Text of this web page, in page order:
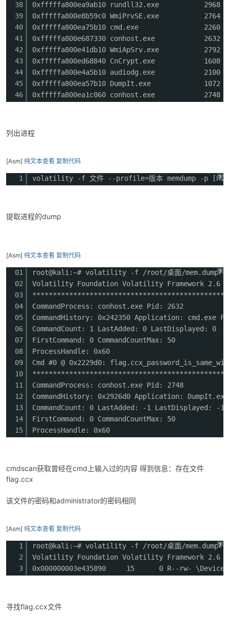
38
39
40
41
42
43
44
45
46
0xfffffa800ea9ab10
0xfffffa800e8b59c0
0xfffffa800ea75b10
0xfffffa800e687330
0xfffffa800e41db10
0xfffffa800ed68840
0xfffffa800e4a5b10
0xfffffa800ea57b10
0xfffffa800ea1c060 conhost.exe
列出进程
[Asm] 纯文本查看 复制代码
?
1 volatility -f 文件 --profile=版本 memdump -p [PID]
提取进程的dump
[Asm] 纯文本查看 复制代码
?
01
02
03
04
05
06
07
08
09
10
11
12
13
14
15
root@kali:~# volatility -f /root/桌面/mem.dump --
Volatility Foundation Volatility Framework 2.6
CommandProcess: conhost.exe Pid: 2632
CommandHistory: 0x242350 Application: cmd.exe
CommandCount: 1 LastAdded: 0 LastDisplayed: 0
FirstCommand: 0 CommandCountMax: 50
ProcessHandle: 0x60
Cmd #0 @ 0x2229d0:
CommandProcess: conhost.exe Pid: 2748
CommandHistory: 0x2926d0 Application:
CommandCount: 0 LastAdded: -1 LastDisplayed: -1
FirstCommand: 0 CommandCountMax: 50
ProcessHandle: 0x60
cmdscan获取曾经在cmd上输入过的内容 得到信息：存在文件
flag.ccx
该文件的密码和administrator的密码相同
[Asm] 纯文本查看 复制代码
?
1
2
3
root@kali:~# volatility -f /root/桌面/mem.dump
Volatility Foundation Volatility Framework 2.6
0x000000003e435890 15 0 R--rw-
寻找flag.ccx文件